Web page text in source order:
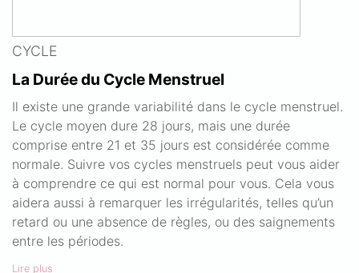
CYCLE
La Durée du Cycle Menstruel
Il existe une grande variabilité dans le cycle menstruel.
Le cycle moyen dure 28 jours, mais une durée
comprise entre 21 et 35 jours est considérée comme
normale. Suivre vos cycles menstruels peut vous aider
à comprendre ce qui est normal pour vous. Cela vous
aidera aussi à remarquer les irrégularités, telles qu’un
retard ou une absence de règles, ou des saignements
entre les périodes.
Lire plus